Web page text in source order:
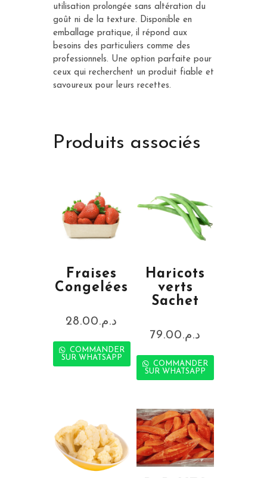
utilisation prolongée sans altération du
goût ni de la texture. Disponible en
emballage pratique, il répond aux
besoins des particuliers comme des
professionnels. Une option parfaite pour
ceux qui recherchent un produit fiable et
savoureux pour leurs recettes.
Produits associés
Fraises
Congelées
د.م.28.00
COMMANDER
SUR WHATSAPP
Haricots
verts
Sachet
د.م.79.00
COMMANDER
SUR WHATSAPP